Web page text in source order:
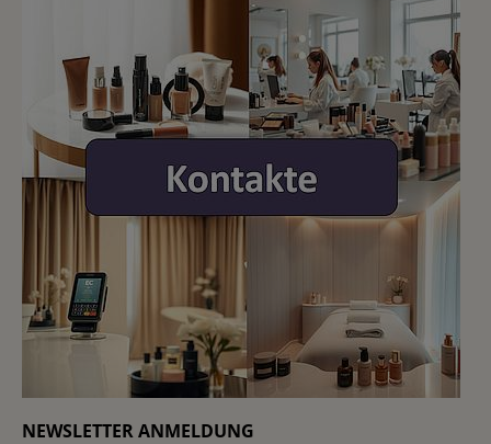
NEWSLETTER ANMELDUNG